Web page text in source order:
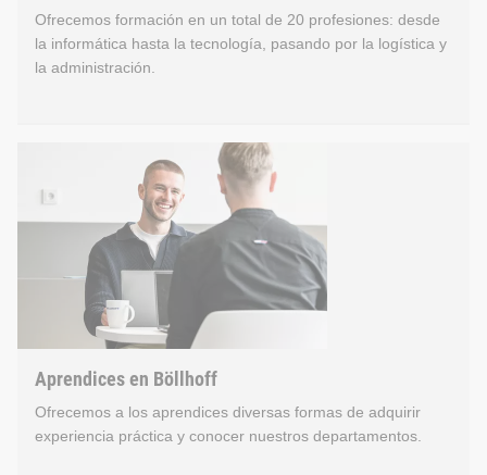
Ofrecemos formación en un total de 20 profesiones: desde
la informática hasta la tecnología, pasando por la logística y
la administración.
¿Qué hace especiales
Ofrecemos prácticas en un total de 20 profesiones: desde
La formación se realiza en Bielefeld y en los centros de
Para garantizar una buena integración, las prácticas
Los aprendices también tienen la oportunidad de adquirir
Aprendices en Böllhoff
Ofrecemos a los aprendices diversas formas de adquirir
experiencia práctica y conocer nuestros departamentos.